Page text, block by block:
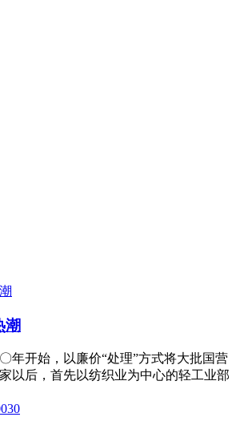
潮
年开始，以廉价“处理”方式将大批国营
以后，首先以纺织业为中心的轻工业部
0